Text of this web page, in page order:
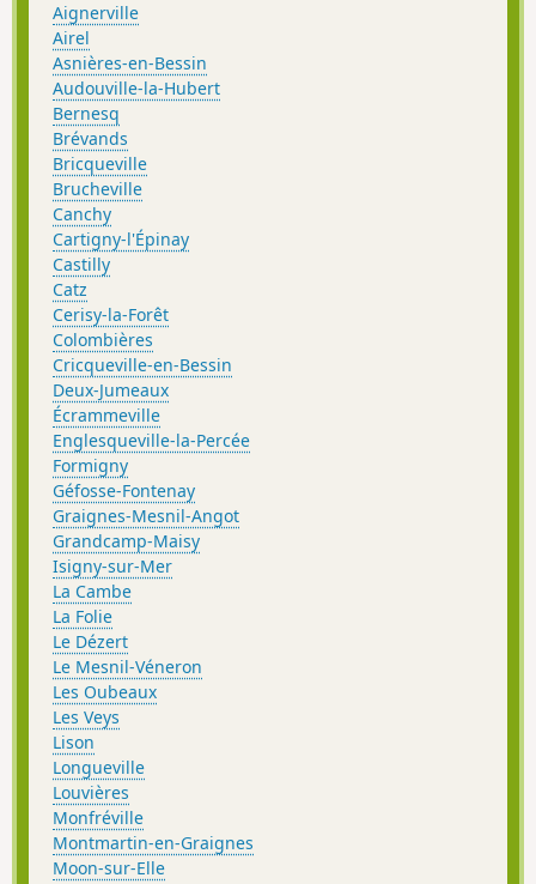
Aignerville
Airel
Asnières-en-Bessin
Audouville-la-Hubert
Bernesq
Brévands
Bricqueville
Brucheville
Canchy
Cartigny-l'Épinay
Castilly
Catz
Cerisy-la-Forêt
Colombières
Cricqueville-en-Bessin
Deux-Jumeaux
Écrammeville
Englesqueville-la-Percée
Formigny
Géfosse-Fontenay
Graignes-Mesnil-Angot
Grandcamp-Maisy
Isigny-sur-Mer
La Cambe
La Folie
Le Dézert
Le Mesnil-Véneron
Les Oubeaux
Les Veys
Lison
Longueville
Louvières
Monfréville
Montmartin-en-Graignes
Moon-sur-Elle